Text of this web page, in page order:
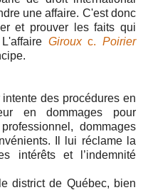
une affaire. C'est donc
et prouver les faits qui
Girouxc.Poirier
des procédures en
en dommages pour
dommages
Il lui réclame la
intérêts et l’indemnité
district de Québec, bien